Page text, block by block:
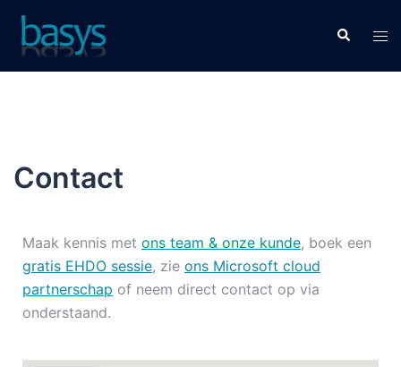
Contact
Maak kennis met ons team & onze kunde, boek een
gratis EHDO sessie, zie ons Microsoft cloud
partnerschap of neem direct contact op via
onderstaand.